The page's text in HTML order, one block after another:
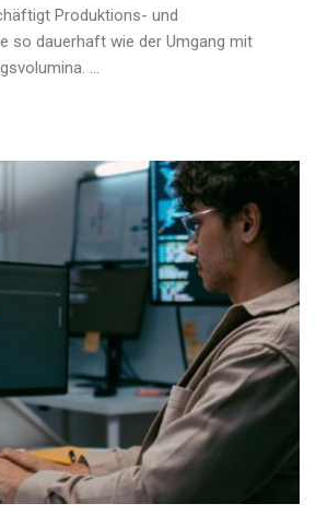
Produktions- und
so dauerhaft wie der Umgang mit
...